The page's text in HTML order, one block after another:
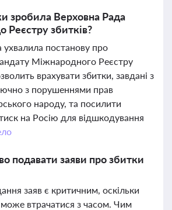
зробила Верховна Рада
Реєстру збитків?
ухвалила постанову про
Міжнародного Реєстру
врахувати збитки, завдані з
з порушеннями прав
народу, та посилити
на Росію для відшкодування
подавати заяви про збитки
заяв є критичним, оскільки
може втрачатися з часом. Чим